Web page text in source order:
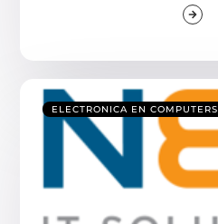
ELECTRONICA EN COMPUTERS